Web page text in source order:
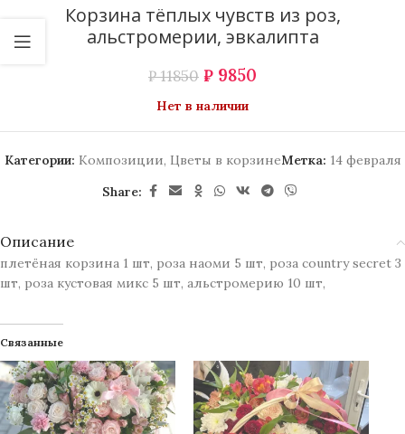
Корзина тёплых чувств из роз,
альстромерии, эвкалипта
₽11850 ₽ 9850
Нет в наличии
Категории: Композиции, Цветы в корзинеМетка: 14 февраля
Share:
Описание
плетёная корзина 1 шт, роза наоми 5 шт, роза country secret 3
шт, роза кустовая микс 5 шт, альстромерию 10 шт,
Связанные